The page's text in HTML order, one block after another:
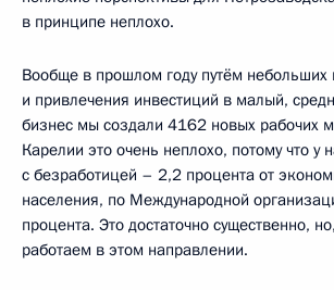
в принципе неплохо.
Вообще в прошлом году путём небольших
и привлечения инвестиций в малый,
бизнес мы создали 4162 новых рабочих
Карелии это очень неплохо, потому что у
с безработицей – 2,2 процента от
населения, по Международной
процента. Это достаточно существенно,
работаем в этом направлении.